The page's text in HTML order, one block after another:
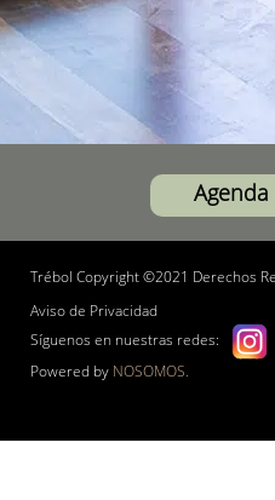
LLama y agenda una
potencializar tu
retorno de tu inversión en
Trébol Copyright ©2021 Derechos
Aviso de Privacidad
Síguenos en nuestras redes:
Powered by NOSOMOS.